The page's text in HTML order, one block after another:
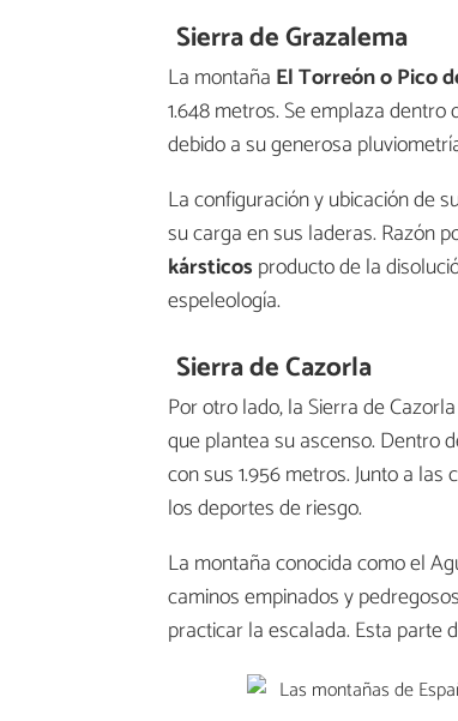
Sierra de Grazalema
La montaña El Torreón o Pico
1.648 metros. Se emplaza
debido a su generosa
La configuración y ubicación de
su carga en sus laderas. Razón
kársticos producto de la
espeleología.
Sierra de Cazorla
Por otro lado, la Sierra de
que plantea su ascenso. Dentro
con sus 1.956 metros. Junto a las
los deportes de riesgo.
La montaña conocida como el
caminos empinados y
practicar la escalada. Esta parte